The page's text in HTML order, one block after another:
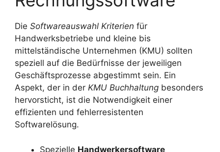
Die Softwareauswahl Kriterien für
Handwerksbetriebe und kleine bis
mittelständische Unternehmen (KMU) sollten
speziell auf die Bedürfnisse der jeweiligen
Geschäftsprozesse abgestimmt sein. Ein
Aspekt, der in der KMU Buchhaltung besonders
hervorsticht, ist die Notwendigkeit einer
effizienten und fehlerresistenten
Softwarelösung.
Spezielle Handwerkersoftware